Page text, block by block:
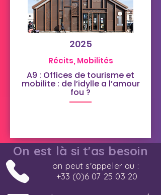
2025
Récits, Mobilités
A9 : Offices de tourisme et
mobilite : de l’idylle a l’amour
fou ?
On est là si t'as besoin
on peut s'appeler au :
+33 (0)6 07 25 03 20